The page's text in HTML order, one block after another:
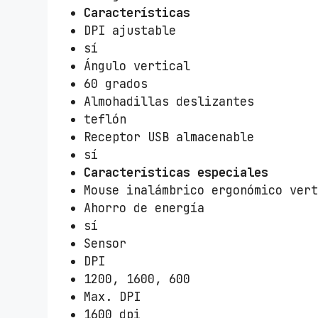
Características
DPI ajustable
sí
Ángulo vertical
60 grados
Almohadillas deslizantes
teflón
Receptor USB almacenable
sí
Características especiales
Mouse inalámbrico ergonómico
Ahorro de energía
sí
Sensor
DPI
1200, 1600, 600
Max. DPI
1600 dpi